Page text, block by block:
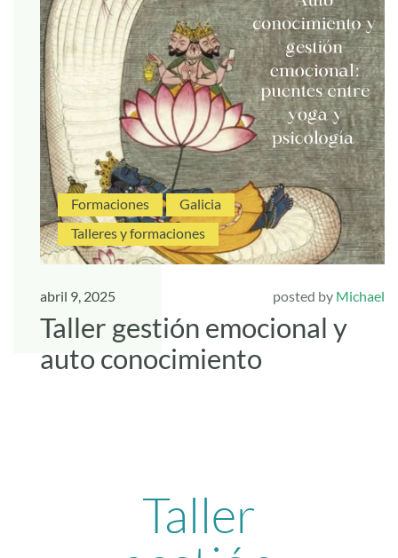
Formaciones
Galicia
Talleres y formaciones
abril 9, 2025 posted by Michael
Taller gestión emocional y
auto conocimiento
Taller